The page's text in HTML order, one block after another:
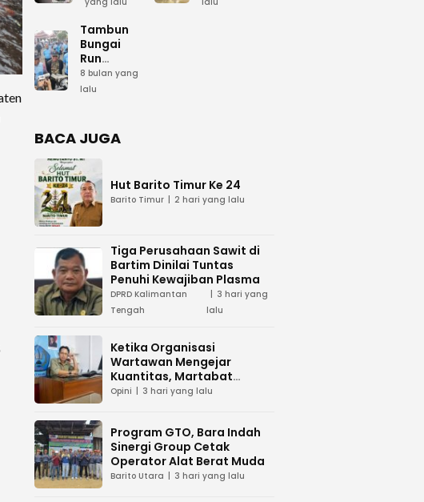
Umum
Sambut 5
Rajab di
Sekumpul
Tambun
Bungai
Run
Meriahkan
Hari Bela
Juang TNI
AD di
Palangka
Raya
8 bulan yang
lalu
BACA JUGA
Hut Barito Timur Ke 24
Barito Timur 2 hari yang lalu
Tiga Perusahaan Sawit di
Bartim Dinilai Tuntas
Penuhi Kewajiban Plasma
DPRD Kalimantan
Tengah
3 hari yang
lalu
Ketika Organisasi
Wartawan Mengejar
Kuantitas, Martabat
Profesi Menjadi Taruhan
Opini 3 hari yang lalu
Program GTO, Bara Indah
Sinergi Group Cetak
Operator Alat Berat Muda
Barito Utara 3 hari yang lalu